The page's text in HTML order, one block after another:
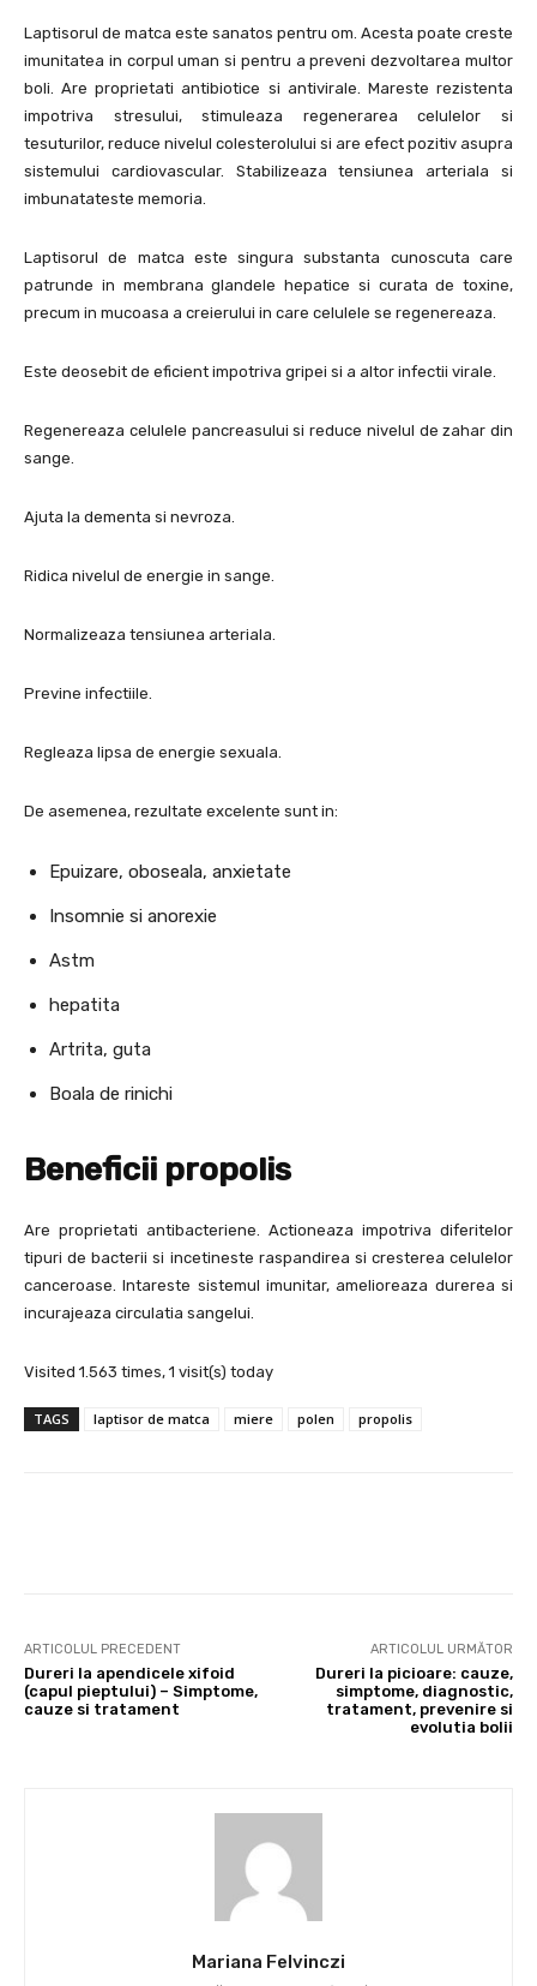
Laptisorul de matca este sanatos pentru om. Acesta poate creste
imunitatea in corpul uman si pentru a preveni dezvoltarea multor
boli. Are proprietati antibiotice si antivirale. Mareste rezistenta
impotriva stresului, stimuleaza regenerarea celulelor si
tesuturilor, reduce nivelul colesterolului si are efect pozitiv asupra
sistemului cardiovascular. Stabilizeaza tensiunea arteriala si
imbunatateste memoria.
Laptisorul de matca este singura substanta cunoscuta care
patrunde in membrana glandele hepatice si curata de toxine,
precum in mucoasa a creierului in care celulele se regenereaza.
Este deosebit de eficient impotriva gripei si a altor infectii virale.
Regenereaza celulele pancreasului si reduce nivelul de zahar din
sange.
Ajuta la dementa si nevroza.
Ridica nivelul de energie in sange.
Normalizeaza tensiunea arteriala.
Previne infectiile.
Regleaza lipsa de energie sexuala.
De asemenea, rezultate excelente sunt in:
Epuizare, oboseala, anxietate
Insomnie si anorexie
Astm
hepatita
Artrita, guta
Boala de rinichi
Beneficii propolis
Are proprietati antibacteriene. Actioneaza impotriva diferitelor
tipuri de bacterii si incetineste raspandirea si cresterea celulelor
canceroase. Intareste sistemul imunitar, amelioreaza durerea si
incurajeaza circulatia sangelui.
Visited 1.563 times, 1 visit(s) today
TAGS laptisor de matca miere polen propolis
ARTICOLUL PRECEDENT
Dureri la apendicele xifoid
(capul pieptului) – Simptome,
cauze si tratament
ARTICOLUL URMĂTOR
Dureri la picioare: cauze,
simptome, diagnostic,
tratament, prevenire si
evolutia bolii
Mariana Felvinczi